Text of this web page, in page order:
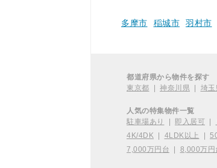
多摩市 稲城市 羽村市
都道府県から物件を探す
東京都
神奈川県 埼玉
人気の特集物件一覧
駐車場あり
即入居可
4K/4DK
4LDK以上
7,000万円台
8,000万円